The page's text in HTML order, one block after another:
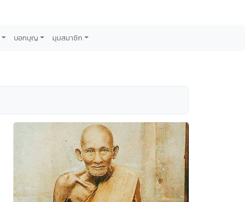
บอกบุญ มุมสมาชิก